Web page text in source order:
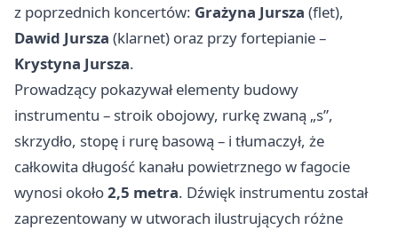
z poprzednich koncertów: Grażyna Jursza (flet),
Dawid Jursza (klarnet) oraz przy fortepianie –
Krystyna Jursza.
Prowadzący pokazywał elementy budowy
instrumentu – stroik obojowy, rurkę zwaną „s”,
skrzydło, stopę i rurę basową – i tłumaczył, że
całkowita długość kanału powietrznego w fagocie
wynosi około2,5 metra. Dźwięk instrumentu został
zaprezentowany w utworach ilustrujących różne